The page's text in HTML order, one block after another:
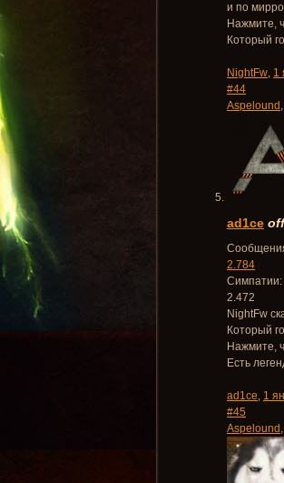
и по
Нажмите,
Который
NightFw, 1
#44
Aspelound ,
ad1ce
2.784
Симпатии:
2.472
NightFw
Который
Нажмите,
Есть
ad1ce, 1
#45
Aspelound ,